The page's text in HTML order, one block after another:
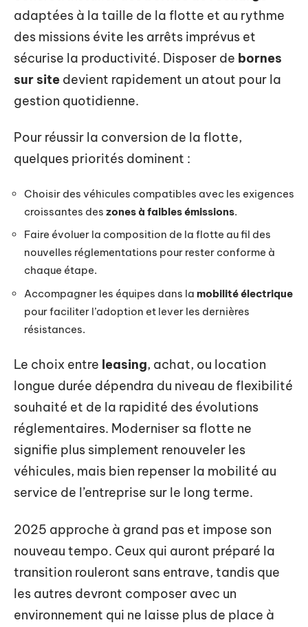
adaptées à la taille de la flotte et au rythme
des missions évite les arrêts imprévus et
sécurise la productivité. Disposer de bornes
sur site devient rapidement un atout pour la
gestion quotidienne.
Pour réussir la conversion de la flotte,
quelques priorités dominent :
Choisir des véhicules compatibles avec les exigences
croissantes des zones à faibles émissions.
Faire évoluer la composition de la flotte au fil des
nouvelles réglementations pour rester conforme à
chaque étape.
Accompagner les équipes dans la mobilité électrique
pour faciliter l’adoption et lever les dernières
résistances.
Le choix entre leasing, achat, ou location
longue durée dépendra du niveau de flexibilité
souhaité et de la rapidité des évolutions
réglementaires. Moderniser sa flotte ne
signifie plus simplement renouveler les
véhicules, mais bien repenser la mobilité au
service de l’entreprise sur le long terme.
2025 approche à grand pas et impose son
nouveau tempo. Ceux qui auront préparé la
transition rouleront sans entrave, tandis que
les autres devront composer avec un
environnement qui ne laisse plus de place à